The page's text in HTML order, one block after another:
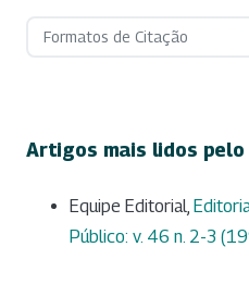
Formatos de Citação
Artigos mais lidos pelo
Equipe Editorial,
Público: v. 46 n. 2-3